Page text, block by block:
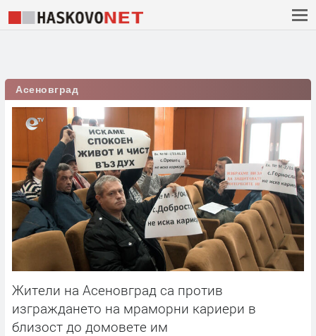
Асеновград
Жители на Асеновград са против
изграждането на мраморни кариери в
близост до домовете им